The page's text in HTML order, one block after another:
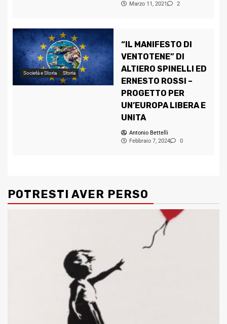
Marzo 11, 2021
2
Società e Storia Storia
“IL MANIFESTO DI
VENTOTENE” DI
ALTIERO SPINELLI ED
ERNESTO ROSSI –
PROGETTO PER
UN’EUROPA LIBERA E
UNITA
Antonio Bettelli
Febbraio 7, 2024
0
POTRESTI AVER PERSO